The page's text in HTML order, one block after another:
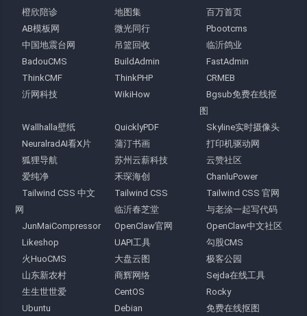
橙欣陪诊
地图集
百万首页
AB模板网
微光同行
Pbootcms
中国地震台网
吊篮回收
临沂鸽业
BadouCMS
BuildAdmin
FastAdmin
ThinkCMF
ThinkPHP
CRMEB
沂网科技
WikiHow
Bgsub免费在线抠
图
Wallhalla壁纸
QuicklyPDF
Skyline实时摄像头
NeuralradAI看X片
蒲汀书画
打印机驱动网
狐狸导航
苏州云薪科技
云赞社区
爱纯净
禾琛海创
ChanluPower
Tailwind CSS 中文
网
Tailwind CSS
Tailwind CSS 官网
临沂春芝堂
与老涂一起写代码
JunMaiCompressor
OpenClaw官网
OpenClaw中文社区
Likeshop
UAPI工具
勾股CMS
火HuoCMS
大盘云图
极客公园
山东新农村
商辉网络
Sejda在线工具
生生世世爱
CentOS
Rocky
Ubuntu
Debian 免费在线抠图